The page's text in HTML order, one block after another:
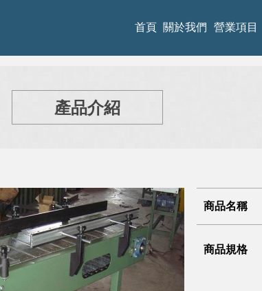
首頁 關於我們 營業項目
產品介紹
商品名稱
商品規格